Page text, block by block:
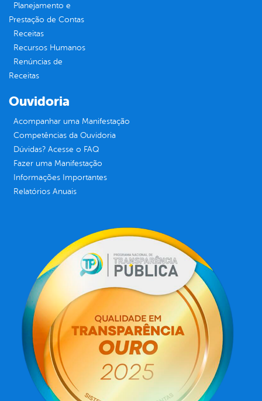
Planejamento e
Prestação de Contas
Receitas
Recursos Humanos
Renúncias de
Receitas
Ouvidoria
Acompanhar uma Manifestação
Competências da Ouvidoria
Dúvidas? Acesse o FAQ
Fazer uma Manifestação
Informações Importantes
Relatórios Anuais